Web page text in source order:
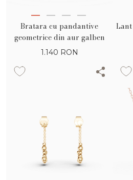
Bratara cu pandantive
geometrice din aur galben
1.140 RON